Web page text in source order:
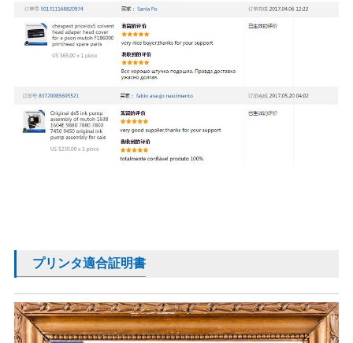
プリンタ適合証明書